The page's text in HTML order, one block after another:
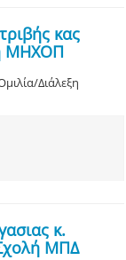
κας
ΜΗΧΟΠ
Διάλεξη
κ.
ΜΠΔ